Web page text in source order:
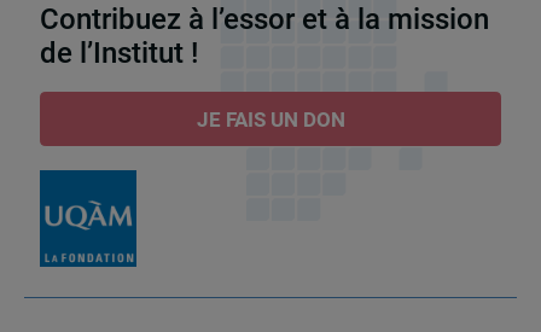
Contribuez à l’essor et à la mission
de l’Institut !
JE FAIS UN DON